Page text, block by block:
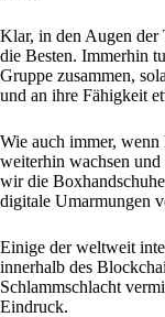
Klar, in den Augen der
die Besten. Immerhin
Gruppe zusammen,
und an ihre Fähigkeit
Wie auch immer,
weiterhin wachsen
wir die
digitale Umarmungen
Einige der weltweit
innerhalb des
Schlammschlacht
Eindruck.